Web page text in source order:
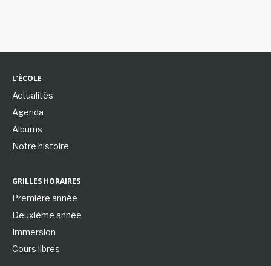
L’ÉCOLE
Actualités
Agenda
Albums
Notre histoire
GRILLES HORAIRES
Première année
Deuxième année
Immersion
Cours libres